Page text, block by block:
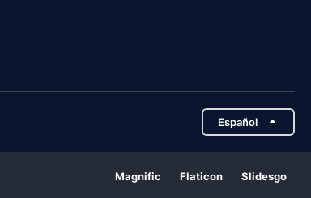
Español
Magnific Flaticon Slidesgo